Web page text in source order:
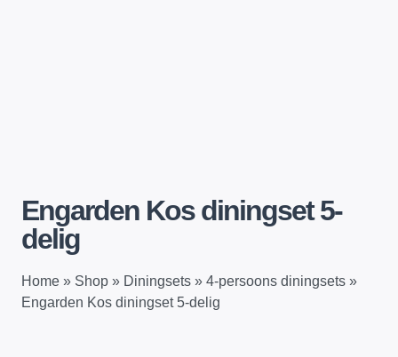
Engarden Kos diningset 5-
delig
Home » Shop » Diningsets » 4-persoons diningsets »
Engarden Kos diningset 5-delig